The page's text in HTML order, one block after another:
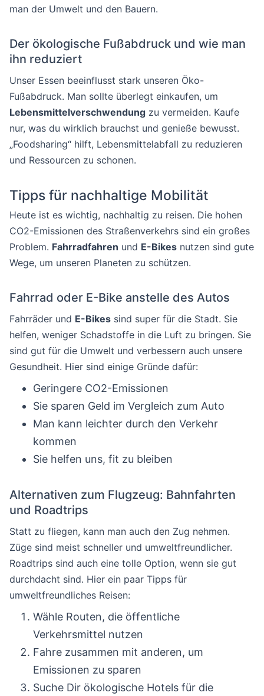
man der Umwelt und den Bauern.
Der ökologische Fußabdruck und wie man
ihn reduziert
Unser Essen beeinflusst stark unseren Öko-
Fußabdruck. Man sollte überlegt einkaufen, um
Lebensmittelverschwendung zu vermeiden. Kaufe
nur, was du wirklich brauchst und genieße bewusst.
„Foodsharing“ hilft, Lebensmittelabfall zu reduzieren
und Ressourcen zu schonen.
Tipps für nachhaltige Mobilität
Heute ist es wichtig, nachhaltig zu reisen. Die hohen
CO2-Emissionen des Straßenverkehrs sind ein großes
Problem. Fahrradfahren und E-Bikes nutzen sind gute
Wege, um unseren Planeten zu schützen.
Fahrrad oder E-Bike anstelle des Autos
Fahrräder und E-Bikes sind super für die Stadt. Sie
helfen, weniger Schadstoffe in die Luft zu bringen. Sie
sind gut für die Umwelt und verbessern auch unsere
Gesundheit. Hier sind einige Gründe dafür:
Geringere CO2-Emissionen
Sie sparen Geld im Vergleich zum Auto
Man kann leichter durch den Verkehr
kommen
Sie helfen uns, fit zu bleiben
Alternativen zum Flugzeug: Bahnfahrten
und Roadtrips
Statt zu fliegen, kann man auch den Zug nehmen.
Züge sind meist schneller und umweltfreundlicher.
Roadtrips sind auch eine tolle Option, wenn sie gut
durchdacht sind. Hier ein paar Tipps für
umweltfreundliches Reisen:
Wähle Routen, die öffentliche
Verkehrsmittel nutzen
Fahre zusammen mit anderen, um
Emissionen zu sparen
Suche Dir ökologische Hotels für die